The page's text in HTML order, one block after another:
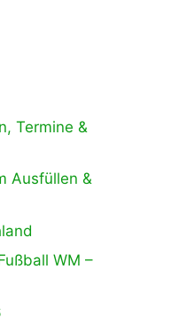
Termine &
Ausfüllen &
WM –